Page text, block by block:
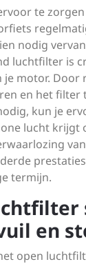
te
nodig
luchtfilter is
motor. Door
en het filter
kun je
lucht krijgt
termijn.
en
open